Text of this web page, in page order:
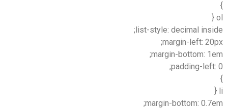
}
ol {
list-style: decimal inside;
margin-left: 20px;
margin-bottom: 1em;
padding-left: 0;
}
li {
margin-bottom: 0.7em;